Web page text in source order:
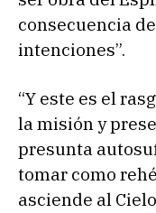
consecuencia
intenciones”.
“Y este es el
la misión y
presunta
tomar como
asciende al